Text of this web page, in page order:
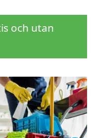
och utan